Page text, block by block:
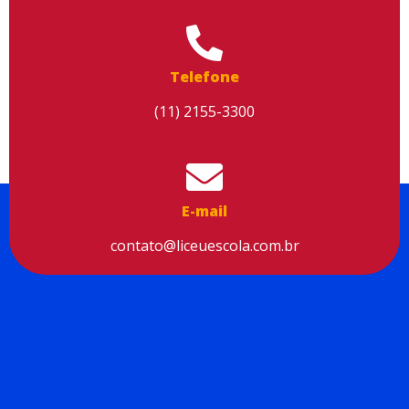
Telefone
(11) 2155-3300
E-mail
contato@liceuescola.com.br